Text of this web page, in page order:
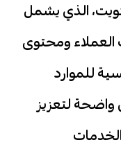
الذي يشمل
العملاء ومحتوى
للموارد
لتعزيز